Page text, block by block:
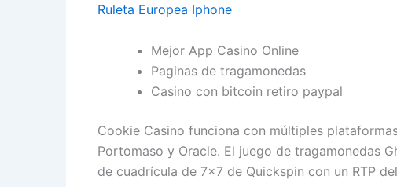
Ruleta Europea Iphone
Mejor App Casino Online
Paginas de tragamonedas
Casino con bitcoin retiro paypal
Cookie Casino funciona con múltiples
Portomaso y Oracle. El juego de tragamonedas
de cuadrícula de 7×7 de Quickspin con un RTP